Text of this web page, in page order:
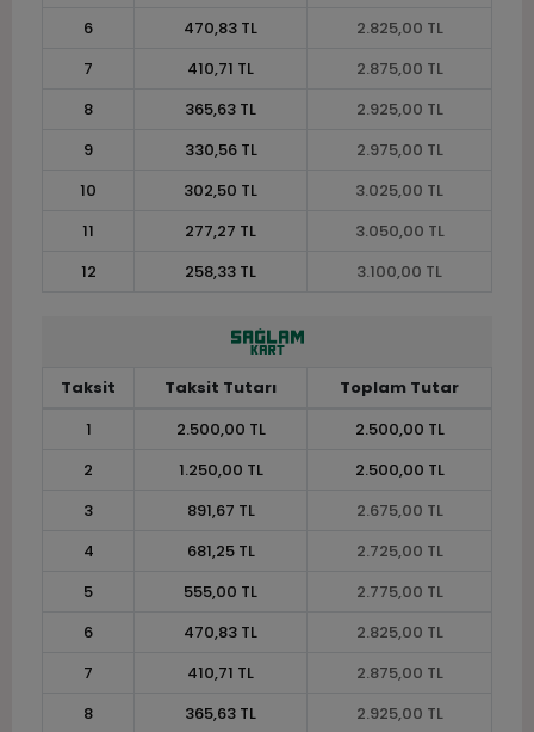
6
470,83 TL
2.825,00 TL
7
410,71 TL
2.875,00 TL
8
365,63 TL
2.925,00 TL
9
330,56 TL
2.975,00 TL
10
302,50 TL
3.025,00 TL
11
277,27 TL
3.050,00 TL
12
258,33 TL 3.100,00 TL
Taksit Taksit Tutarı
Toplam Tutar
1
2.500,00 TL
2.500,00 TL
2
1.250,00 TL
2.500,00 TL
3
891,67 TL
2.675,00 TL
4
681,25 TL
2.725,00 TL
5
555,00 TL
2.775,00 TL
6
470,83 TL
2.825,00 TL
7
410,71 TL
2.875,00 TL
8
365,63 TL
2.925,00 TL